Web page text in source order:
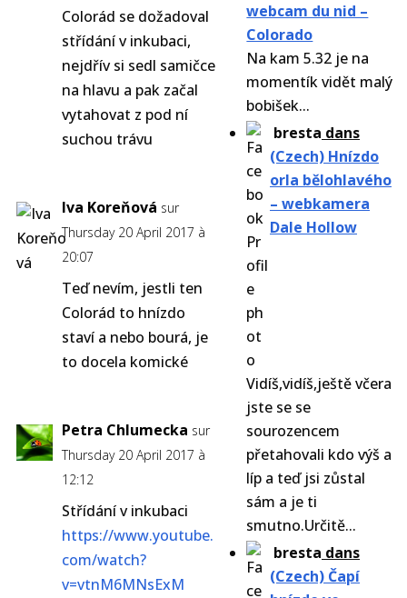
webcam du nid –
Colorado
Na kam 5.32 je na
momentík vidět malý
bobišek...
bresta dans
(Czech) Hnízdo
orla bělohlavého
– webkamera
Dale Hollow
Vidíš,vidíš,ještě včera
jste se se
sourozencem
přetahovali kdo výš a
líp a teď jsi zůstal
sám a je ti
smutno.Určitě...
bresta dans
(Czech) Čapí
Colorád se dožadoval
střídání v inkubaci,
nejdřív si sedl samičce
na hlavu a pak začal
vytahovat z pod ní
suchou trávu
Iva Koreňová sur
Thursday 20 April 2017 à
20:07
Teď nevím, jestli ten
Colorád to hnízdo
staví a nebo bourá, je
to docela komické
Petra Chlumecka sur
Thursday 20 April 2017 à
12:12
Střídání v inkubaci
https://www.youtube.
com/watch?
v=vtnM6MNsExM